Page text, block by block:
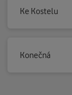
Ke Kostelu
Konečná